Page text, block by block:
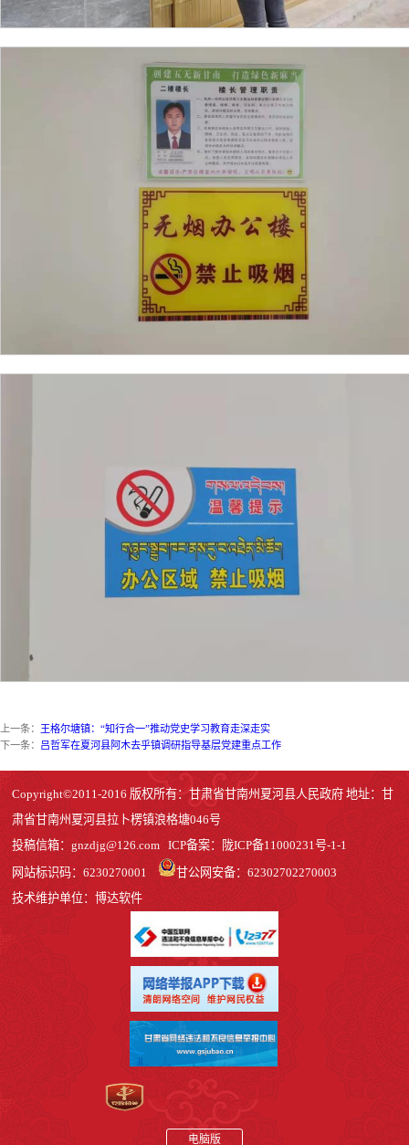
上一条： 王格尔塘镇：“知行合一”推动党史学习教育走深走实
下一条： 吕哲军在夏河县阿木去乎镇调研指导基层党建重点工作
Copyright©2011-2016 版权所有：甘肃省甘南州夏河县人民政府 地址：甘
肃省甘南州夏河县拉卜楞镇浪格塘046号
投稿信箱：gnzdjg@126.com ICP备案： 陇ICP备11000231号-1-1
网站标识码：6230270001
甘公网安备：62302702270003
技术维护单位：博达软件
电脑版